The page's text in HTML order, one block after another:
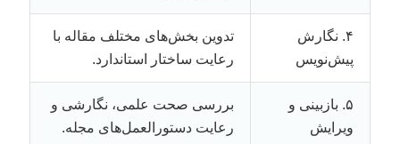
۴. نگارش
پیش‌نویس
تدوین بخش‌های مختلف مقاله با
رعایت ساختار استاندارد.
۵. بازبینی و
ویرایش
بررسی صحت علمی، نگارشی و
رعایت دستورالعمل‌های مجله.